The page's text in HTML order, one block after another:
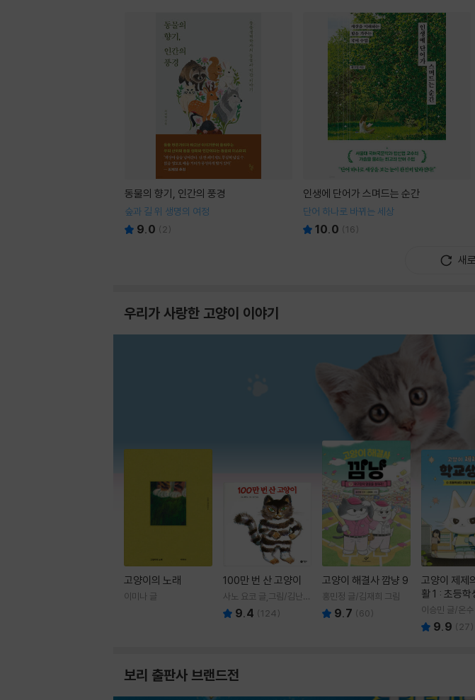
동물의 향기, 인간의 풍경
숲과 길 위 생명의 여정
9.0 ( 2)
인생에 단어가 스며드는 순간
단어 하나로 바뀌는 세상
10.0 (16)
새
우리가 사랑한 고양이 이야기
고양이의 노래
이미나 글
100만 번 산 고양이
사노 요코 글,그림/김난주
역 9.4 (124)
고양이 해결사 깜냥 9
홍민정 글/김재희 그림
9.7 (60)
고양이 제제
활 1 : 초등학
렇게 힘들 줄
이승민 글/온수
9.9 ( 27)
보리 출판사 브랜드전